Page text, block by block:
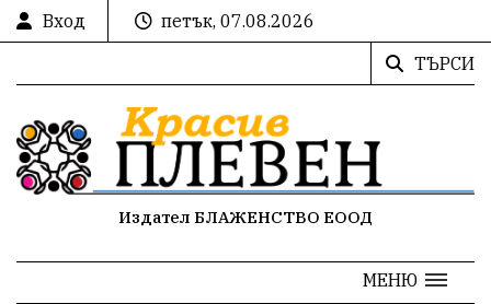
Вход
петък, 07.08.2026
ТЪРСИ
Издател БЛАЖЕНСТВО ЕООД
МЕНЮ